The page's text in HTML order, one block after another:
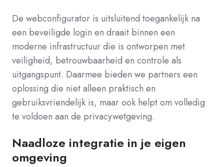
De webconfigurator is uitsluitend toegankelijk na
een beveiligde login en draait binnen een
moderne infrastructuur die is ontworpen met
veiligheid, betrouwbaarheid en controle als
uitgangspunt. Daarmee bieden we partners een
oplossing die niet alleen praktisch en
gebruiksvriendelijk is, maar ook helpt om volledig
te voldoen aan de privacywetgeving.
Naadloze integratie in je eigen
omgeving